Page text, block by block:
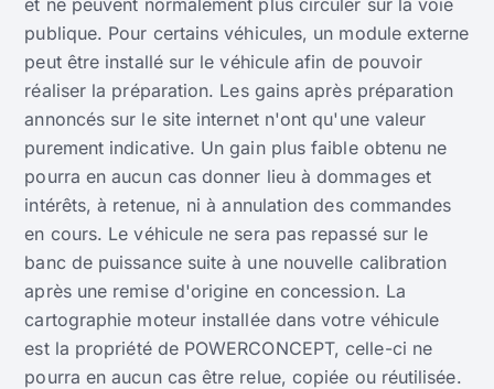
publique. Pour certains véhicules, un module externe
peut être installé sur le véhicule afin de pouvoir
réaliser la préparation. Les gains après préparation
annoncés sur le site internet n'ont qu'une valeur
purement indicative. Un gain plus faible obtenu ne
pourra en aucun cas donner lieu à dommages et
intérêts, à retenue, ni à annulation des commandes
en cours. Le véhicule ne sera pas repassé sur le
banc de puissance suite à une nouvelle calibration
après une remise d'origine en concession. La
cartographie moteur installée dans votre véhicule
est la propriété de POWERCONCEPT, celle-ci ne
pourra en aucun cas être relue, copiée ou réutilisée.